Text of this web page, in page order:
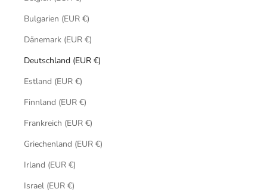
Bulgarien (EUR €)
Dänemark (EUR €)
Deutschland (EUR €)
Estland (EUR €)
Finnland (EUR €)
Frankreich (EUR €)
Griechenland (EUR €)
Irland (EUR €)
Israel (EUR €)